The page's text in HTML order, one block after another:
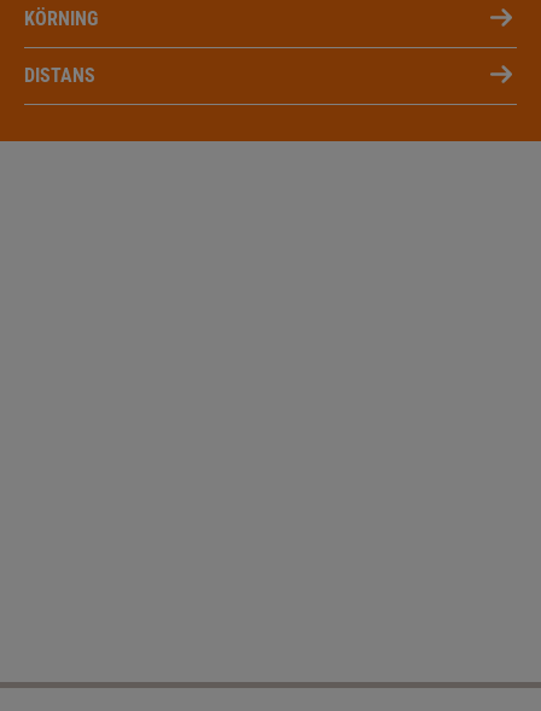
KÖRNING
DISTANS